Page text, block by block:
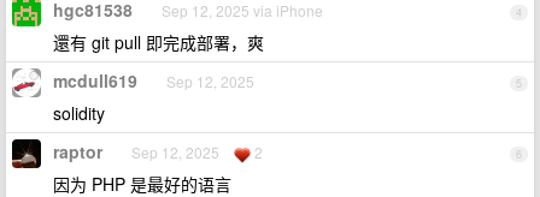
4
hgc81538 Sep 12, 2025 via iPhone
還有 git pull 即完成部署，爽
5
mcdull619 Sep 12, 2025
solidity
6
raptor Sep 12, 2025 2
因为 PHP 是最好的语言